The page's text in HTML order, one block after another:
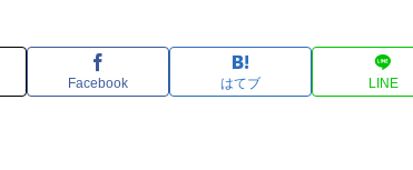
Facebook はてブ LINE